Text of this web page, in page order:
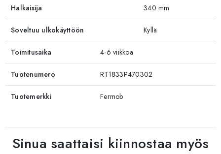
Halkaisija 340 mm
Soveltuu ulkokäyttöön Kyllä
Toimitusaika 4-6 viikkoa
Tuotenumero RT1833P470302
Tuotemerkki Fermob
Sinua saattaisi kiinnostaa myös